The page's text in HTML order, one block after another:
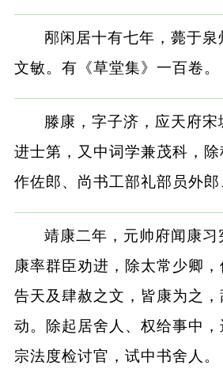
邴闲居十有七年，薨于
文敏。有《草堂集》一百卷。
滕康，字子济，应天府
进士第，又中词学兼茂科，
作佐郎、尚书工部礼部员外郎
靖康二年，元帅府闻康习
康率群臣劝进，除太常少卿
告天及肆赦之文，皆康为之
动。除起居舍人、权给事中
宗法度检讨官，试中书舍人。